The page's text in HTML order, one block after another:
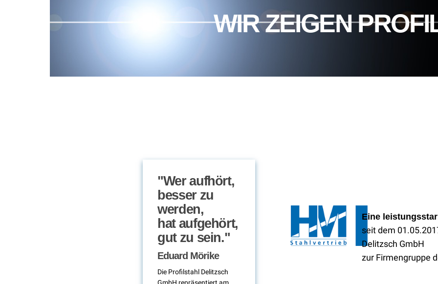
WIR ZEIGEN
"Wer aufhört,
besser zu
werden,
hat aufgehört,
gut zu sein."
Eduard Mörike
Die Profilstahl Delitzsch
Eine
seit dem
Delitzsch GmbH
zur Firmengruppe